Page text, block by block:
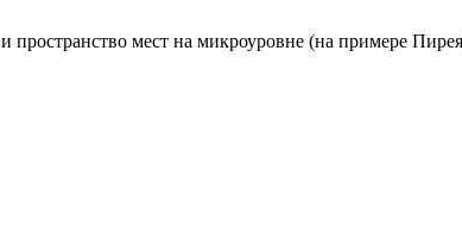
мест на микроуровне (на примере